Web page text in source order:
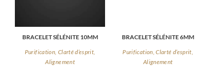
BRACELET SÉLÉNITE 10MM
Purification, Clarté d’esprit,
Alignement
BRACELET SÉLÉNITE 6MM
Purification, Clarté d’esprit,
Alignement